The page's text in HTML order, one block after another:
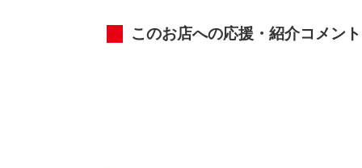
このお店への応援・紹介コメント